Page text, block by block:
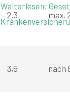
2,3 max.
3,5 nach
Weiterlesen: